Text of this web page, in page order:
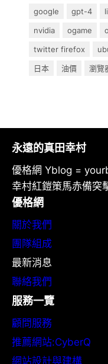
google
gpt-4
nvidia
ogame
twitter firefox
日本
油價 瀏覽
永遠的真田幸村
優格網 Yblog =
幸村紅鎧策馬赤備突
優格網
關於我們
團隊組成
最新消息
聯絡我們
服務一覽
顧問服務
推薦網站:CyberQ
網站設計與建構